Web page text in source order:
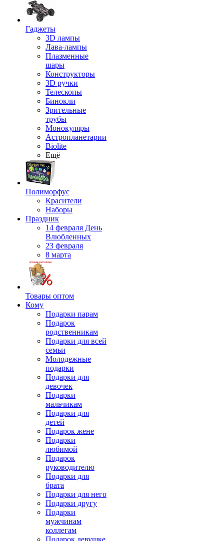
Гаджеты
3D лампы
Лава-лампы
Плазменные
шары
Конструкторы
3D ручки
Телескопы
Бинокли
Зрительные
трубы
Монокуляры
Астропланетарии
Biolite
Ещё
Полиморфус
Красители
Наборы
Праздник
14 февраля День
Влюбленных
23 февраля
8 марта
Товары оптом
Кому
Подарки парам
Подарок
родственникам
Подарки для всей
семьи
Молодежные
подарки
Подарки для
девочек
Подарки
мальчикам
Подарки для
детей
Подарок жене
Подарки
любимой
Подарок
руководителю
Подарки для
брата
Подарки для него
Подарки другу
Подарки
мужчинам
коллегам
Подарок девушке